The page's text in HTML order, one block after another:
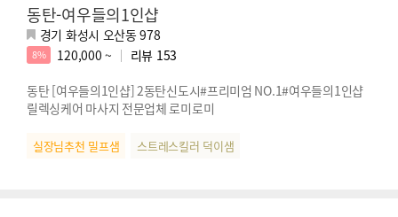
동탄-여우들의1인샵
경기 화성시 오산동 978
8% 120,000 ~ 리뷰 153
동탄 [여우들의1인샵] 2동탄신도시#프리미엄 NO.1#여우들의1인샵
릴렉싱케어 마사지 전문업체 로미로미
실장님추천 밀프샘 스트레스킬러 덕이샘